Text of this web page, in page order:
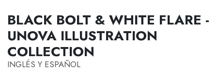
BLACK BOLT & WHITE FLARE -
UNOVA ILLUSTRATION
COLLECTION
INGLÉS Y ESPAÑOL